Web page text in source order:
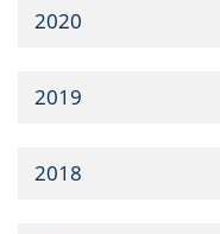
2020
2019
2018